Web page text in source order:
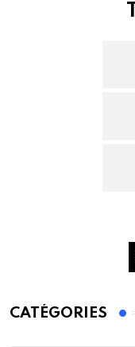
CATÉGORIES